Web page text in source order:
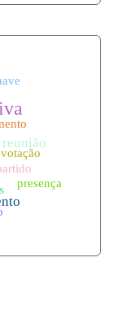
06-08-2026
06-08-2026
06-08-2026
06-08-2026
06-08-2026